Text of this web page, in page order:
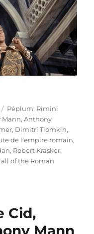
Catégories
Péplum, Rimini
Mann,Anthony
, Dimitri Tiomkin,
de l'empire romain,
, Robert Krasker,
of the Roman
Cid,
Mann